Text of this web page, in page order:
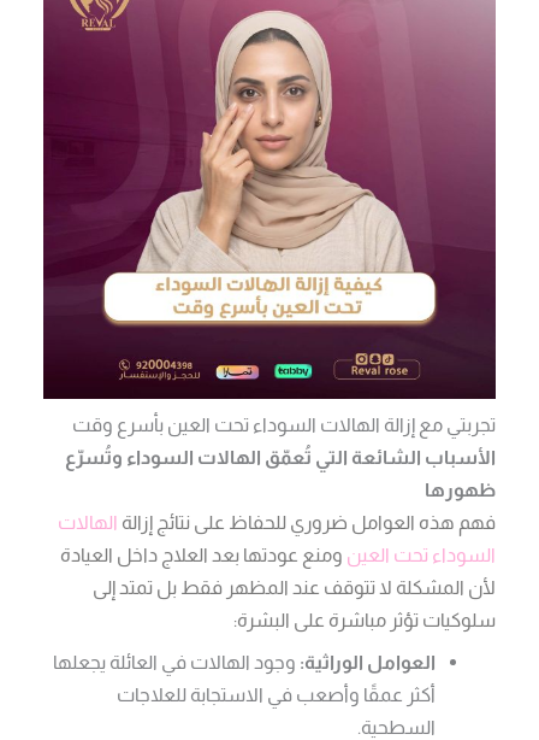
تجربتي مع إزالة الهالات السوداء تحت العين بأسرع وقت
الأسباب الشائعة التي تُعمّق الهالات السوداء وتُسرّع
ظهورها
فهم هذه العوامل ضروري للحفاظ على نتائج إزالة الهالات
السوداء تحت العين ومنع عودتها بعد العلاج داخل العيادة
لأن المشكلة لا تتوقف عند المظهر فقط بل تمتد إلى
سلوكيات تؤثر مباشرة على البشرة:
العوامل الوراثية: وجود الهالات في العائلة يجعلها
أكثر عمقًا وأصعب في الاستجابة للعلاجات
السطحية.